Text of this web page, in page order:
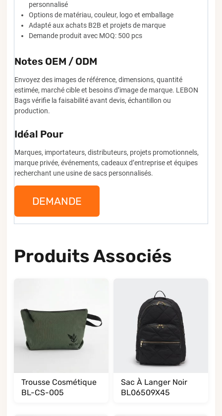
personnalisé
Options de matériau, couleur, logo et emballage
Adapté aux achats B2B et projets de marque
Demande produit avec MOQ: 500 pcs
Notes OEM / ODM
Envoyez des images de référence, dimensions, quantité
estimée, marché cible et besoins d’image de marque. LEBON
Bags vérifie la faisabilité avant devis, échantillon ou
production.
Idéal Pour
Marques, importateurs, distributeurs, projets promotionnels,
marque privée, événements, cadeaux d’entreprise et équipes
recherchant une usine de sacs personnalisés.
DEMANDE
Produits Associés
Trousse Cosmétique
BL-CS-005
Sac À Langer Noir
BL06509X45